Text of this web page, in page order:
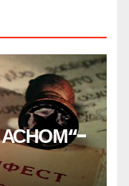
АСНОМ“-